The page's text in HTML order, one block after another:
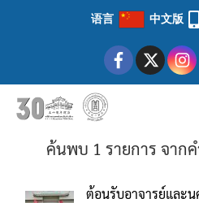
语言 中文版
ค้นพบ 1 รายการ จาก
ต้อนรับอาจารย์และ